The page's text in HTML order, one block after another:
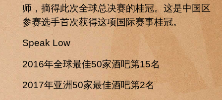
师，摘得此次全球总决赛的桂冠。这是中国区
参赛选手首次获得这项国际赛事桂冠。
Speak Low
2016年全球最佳50家酒吧第15名
2017年亚洲50家最佳酒吧第2名